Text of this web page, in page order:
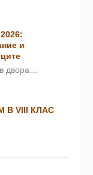
и
двора…
В VIII КЛАС